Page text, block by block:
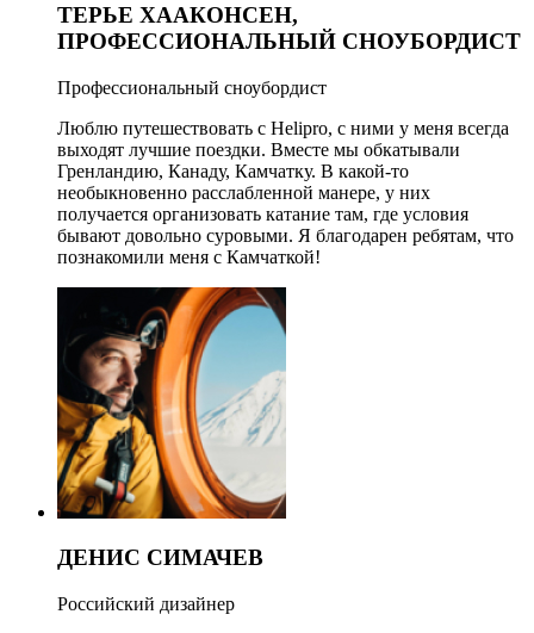
ТЕРЬЕ ХААКОНСЕН,
ПРОФЕССИОНАЛЬНЫЙ СНОУБОРДИСТ
Профессиональный сноубордист
Люблю путешествовать с Helipro, с ними у меня всегда
выходят лучшие поездки. Вместе мы обкатывали
Гренландию, Канаду, Камчатку. В какой-то
необыкновенно расслабленной манере, у них
получается организовать катание там, где условия
бывают довольно суровыми. Я благодарен ребятам, что
познакомили меня с Камчаткой!
ДЕНИС СИМАЧЕВ
Российский дизайнер